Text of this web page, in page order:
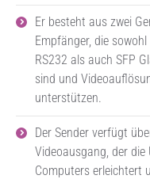
Er besteht aus zwei
Empfänger, die
RS232 als auch SFP
sind und
unterstützen.
Der Sender verfügt
Videoausgang, der die
Computers erleichtert